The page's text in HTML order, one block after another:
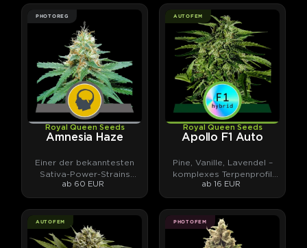
PHOTOREG
Royal Queen Seeds
Amnesia Haze
Einer der bekanntesten
Sativa-Power-Strains
überhaupt.
ab 60 EUR
AUTOFEM
Royal Queen Seeds
Apollo F1 Auto
Pine, Vanille, Lavendel –
komplexes Terpenprofil
trifft hohes THC-Potential
ab 16 EUR
AUTOFEM PHOTOFEM